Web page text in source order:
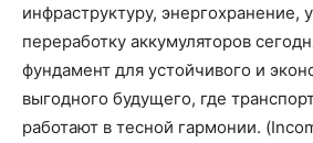
инфраструктуру, энергохранение,
переработку аккумуляторов
фундамент для устойчивого и
выгодного будущего, где
работают в тесной гармонии.